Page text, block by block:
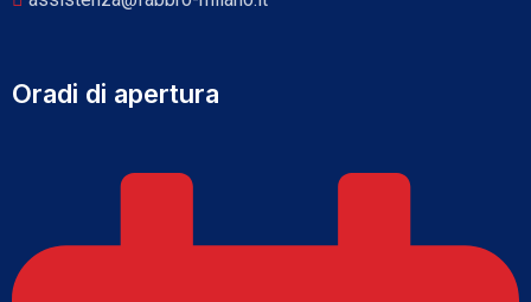
Oradi di apertura